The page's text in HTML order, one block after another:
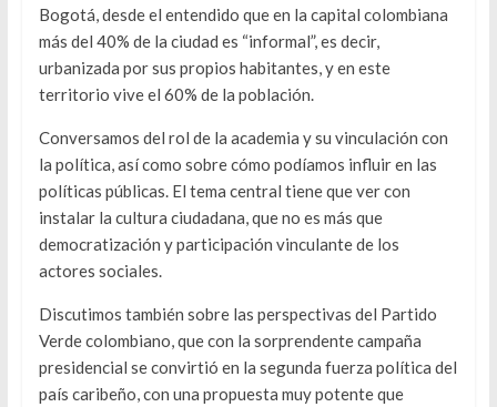
Bogotá, desde el entendido que en la capital colombiana
más del 40% de la ciudad es “informal”, es decir,
urbanizada por sus propios habitantes, y en este
territorio vive el 60% de la población.
Conversamos del rol de la academia y su vinculación con
la política, así como sobre cómo podíamos influir en las
políticas públicas. El tema central tiene que ver con
instalar la cultura ciudadana, que no es más que
democratización y participación vinculante de los
actores sociales.
Discutimos también sobre las perspectivas del Partido
Verde colombiano, que con la sorprendente campaña
presidencial se convirtió en la segunda fuerza política del
país caribeño, con una propuesta muy potente que